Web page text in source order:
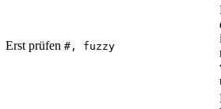
Erst prüfen #, fuzzy